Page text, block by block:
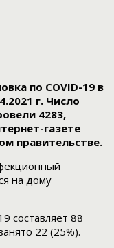
по COVID-19 в
г. Число
4283,
газете
правительстве.
на дому
составляет 88
22 (25%).